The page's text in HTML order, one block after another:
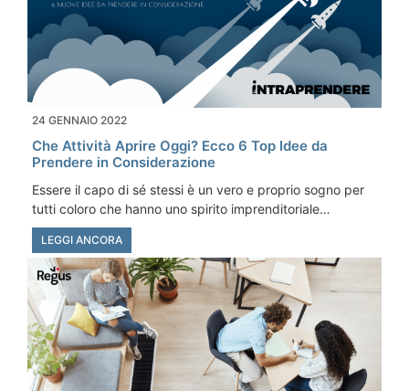
24 GENNAIO 2022
Che Attività Aprire Oggi? Ecco 6 Top Idee da
Prendere in Considerazione
Essere il capo di sé stessi è un vero e proprio sogno per
tutti coloro che hanno uno spirito imprenditoriale…
LEGGI ANCORA